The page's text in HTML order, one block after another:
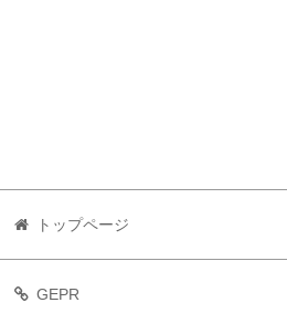
トップページ
GEPR